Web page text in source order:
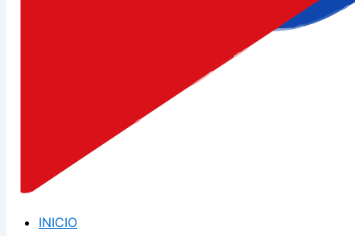
INICIO